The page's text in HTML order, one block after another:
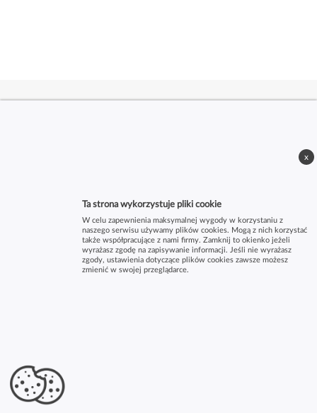
Ta strona wykorzystuje pliki cookie
W celu zapewnienia maksymalnej wygody w korzystaniu z
naszego serwisu używamy plików cookies. Mogą z nich korzystać
także współpracujące z nami firmy. Zamknij to okienko jeżeli
wyrażasz zgodę na zapisywanie informacji. Jeśli nie wyrażasz
zgody, ustawienia dotyczące plików cookies zawsze możesz
zmienić w swojej przeglądarce.
x